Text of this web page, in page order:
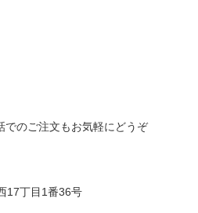
でのご注文もお気軽にどうぞ
17丁目1番36号